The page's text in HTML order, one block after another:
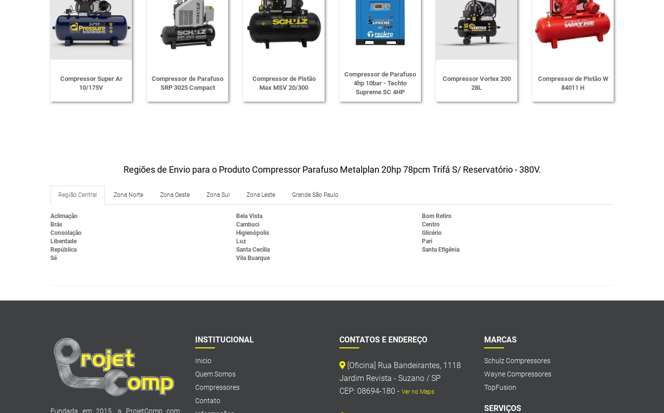
Compressor Super Ar
10/175V
Compressor de Parafuso
SRP 3025 Compact
Compressor de Pistão
Max MSV 20/300
Compressor de Parafuso
4hp 10bar - Techto
Supreme SC 4HP
Compressor Vortex 200
28L
Compressor de Pistão W
84011 H
Regiões de Envio para o Produto Compressor Parafuso Metalplan 20hp 78pcm Trifá S/ Reservatório - 380V.
Região Central Zona Norte Zona Oeste Zona Sul Zona Leste Grande São Paulo
Aclimação Bela Vista
Bom Retiro
Brás
Cambuci
Centro
Consolação
Higienópolis
Glicério
Liberdade
Luz
Pari
República
Santa Cecília
Santa Efigênia
Sé
Vila Buarque
Fundada em 2015, a ProjetComp com
INSTITUCIONAL
Inicio
Quem Somos
Compressores
Contato
CONTATOS E ENDEREÇO
[Oficina] Rua Bandeirantes, 1118
Jardim Revista - Suzano / SP
CEP: 08694-180 - Ver no Maps
MARCAS
Schulz Compressores
Wayne Compressores
TopFusion
SERVIÇOS